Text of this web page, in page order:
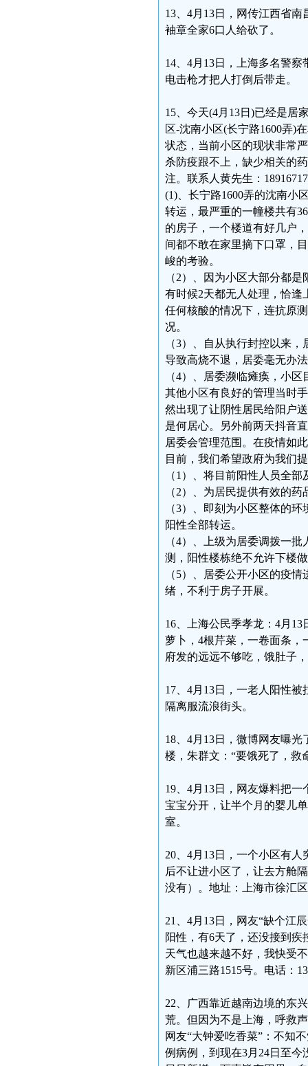
13、4月13日，网传江西省
袖章全家6口人给砍了。
14、4月13日，上海多名警
电击枪才把人打倒后带走。
15、今天(4月13日)已经是居
区-沈南小区(长宁路1600弄)
状态，当前小区的现状非常
杀防疫跟不上，缺少相关的
注。联系人黄先生：
(1)、长宁路1600弄的沈南小
转运，最严重的一幢楼共有
的房子，一个楼道有好几户
间都不敢在家里摘下口罩，
峻的考验。
（2）、因为小区大部分都
有时候2天都无人处理，恰逢
任何核酸的情况下，连抗原
况。
（3）、自从执行封控以来
导致高烧不退，居委毫无办
（4）、居委濒临瘫痪，小
其他小区有良好的管理当时
然出现了让阴性居民给阳户
是何居心。另外前两天抖音
居委会管理范围。在疫情如
目前，我们希望政府为我们
（1）、将目前阳性人员全
（2）、为居民提供有效的
（3）、即刻为小区整体的
阳性全部转运。
（4）、上级为居委调拨一
测，阳性楼栋绝不允许下楼
（5）、居委公开小区的疫
绪，不利于房子开展。
16、上海公民季孝龙：4月
萝卜，4根芹菜，一卷面条，
府发的远远不够吃，饿肚子
17、4月13日，一老人阳性
隔离服流浪街头。
18、4月13日，微博网友曝
楼，朱群文：“要饿死了，救
19、4月13日，网友爆料把
宝宝分开，让半个月的婴儿
室。
20、4月13日，一个小区有
后不让进小区了，让去方舱
没有）。地址：上海市徐汇
21、4月13日，网友“缺个江
阳性，有6天了，还没接到
天气也越来越不好，我快受
新区浦三路1515号。电话：
22、广西靠近越南边境的东
荒。但因为不是上海，呼救
网友“大钟爱吃香菜”：不知
例病例，到现在3月24日至